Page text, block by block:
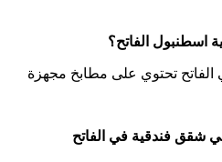
اسطنبول الفاتح؟
تحتوي على مطابخ مجهزة
شقق فندقية في الفاتح